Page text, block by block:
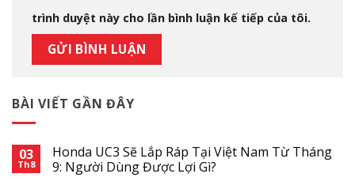
BÀI VIẾT GẦN ĐÂY
03
Th8
Honda UC3 Sẽ Lắp Ráp Tại Việt Nam Từ Tháng
9: Người Dùng Được Lợi Gì?
trình duyệt này cho lần bình luận kế tiếp của tôi.